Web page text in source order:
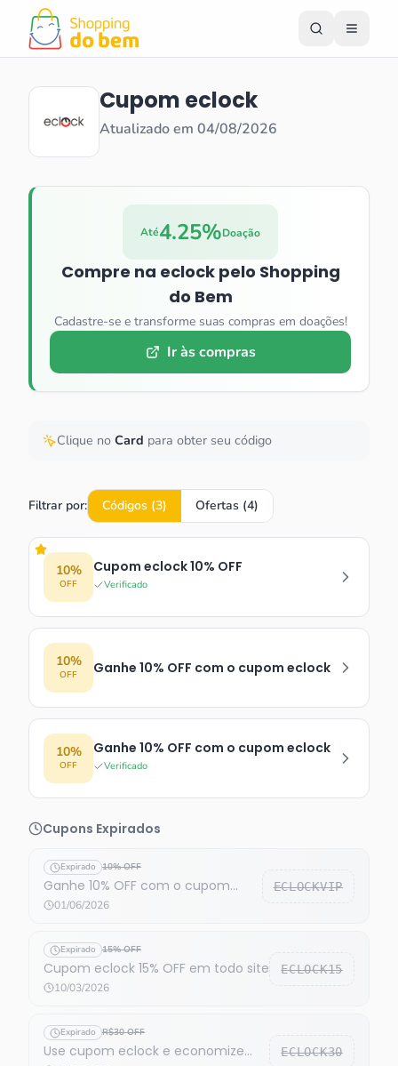
Cupom eclock
Atualizado em 04/08/2026
Até4.25%Doação
Compre na eclockpelo Shopping
do Bem
Cadastre-se e transforme suas compras em doações!
Ir às compras
Clique no Card para obter seu código
Filtrar por: Códigos (3) Ofertas (4)
10%
OFF
Cupom eclock 10% OFF
Verificado
10%
OFF Ganhe 10% OFF com o cupom eclock
10%
OFF
Ganhe 10% OFF com o cupom eclock
Verificado
Cupons Expirados
Expirado 10% OFF
Ganhe 10% OFF com o cupom
eclock
01/06/2026
ECLOCKVIP
Expirado 15% OFF
Cupom eclock 15% OFF em todo site
10/03/2026
ECLOCK15
Expirado R$30 OFF
Use cupom eclock e economize
ECLOCK30